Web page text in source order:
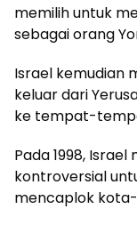
memilih untuk
sebagai orang
Israel kemudian
keluar dari
ke tempat-
Pada 1998,
kontroversial
mencaplok